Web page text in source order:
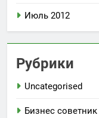
Июль 2012
Рубрики
Uncategorised
Бизнес советник